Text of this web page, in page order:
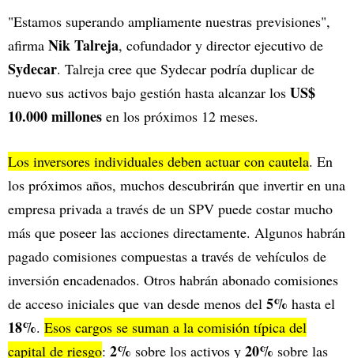
"Estamos superando ampliamente nuestras previsiones",
afirma Nik Talreja, cofundador y director ejecutivo de
Sydecar. Talreja cree que Sydecar podría duplicar de
nuevo sus activos bajo gestión hasta alcanzar los US$
10.000 millones en los próximos 12 meses.
Los inversores individuales deben actuar con cautela. En
los próximos años, muchos descubrirán que invertir en una
empresa privada a través de un SPV puede costar mucho
más que poseer las acciones directamente. Algunos habrán
pagado comisiones compuestas a través de vehículos de
inversión encadenados. Otros habrán abonado comisiones
de acceso iniciales que van desde menos del 5% hasta el
18%. Esos cargos se suman a la comisión típica del
capital de riesgo: 2% sobre los activos y 20% sobre las